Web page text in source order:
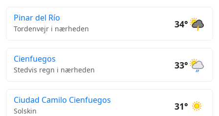
Pinar del Río
Tordenvejr i nærheden 34°
Cienfuegos
Stedvis regn i nærheden 33°
Ciudad Camilo Cienfuegos
Solskin 31°